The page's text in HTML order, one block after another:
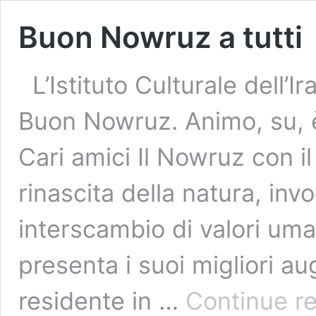
Buon Nowruz a tutti
L’Istituto Culturale
Buon Nowruz. Animo,
Cari amici Il Nowruz con
rinascita della natura,
interscambio di valori
presenta i suoi migliori
residente in … Continue